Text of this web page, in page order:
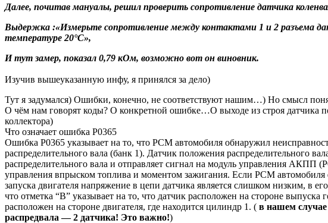
Далее, почитав мануалы, решил проверить сопротивление датчика
Выдержка :«Измерьте сопротивление между контактами 1 и 2 разъема
температуре 20°С»,
И тут замер, показал 0,79 кОм, возможно вот он виновник.
Изучив вышеуказанную инфу, я принялся за дело)
Тут я задумался) Ошибки, конечно, не соответствуют нашим…) Но смысл
О чём нам говорят коды? О конкретной ошибке…О выходе из строя датчика
коллектора)
Что означает ошибка P0365
Ошибка P0365 указывает на то, что PCM автомобиля обнаружил
распределительного вала (банк 1). Датчик положения распределительного
распределительного вала и отправляет сигнал на модуль управления
управления впрыском топлива и моментом зажигания. Если PCM автомобиля
запуска двигателя напряжение в цепи датчика является слишком низким, в
что отметка “B” указывает на то, что датчик расположен на стороне выпуска
расположен на стороне двигателя, где находится цилиндр 1. ( в нашем случае
распредвала — 2 датчика! Это важно!)